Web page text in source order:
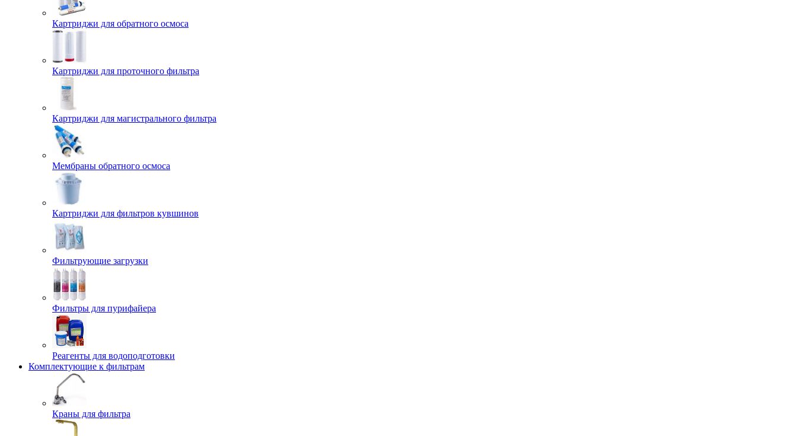
Картриджи для обратного осмоса
Картриджи для проточного фильтра
Картриджи для магистрального фильтра
Мембраны обратного осмоса
Картриджи для фильтров кувшинов
Фильтрующие загрузки
Фильтры для пурифайера
Реагенты для водоподготовки
Комплектующие к фильтрам
Краны для фильтра